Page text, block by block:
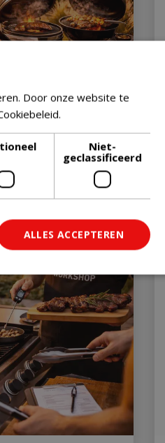
Door onze website te
Niet-
geclassificeerd
ALLES ACCEPTEREN
Niet-geclassificeerd
gebruikersaanmelding en
cookies.
wordt gebruikt om onderscheid te
mensen en bots. Dit is gunstig
om geldige rapporten te
over het gebruik van hun